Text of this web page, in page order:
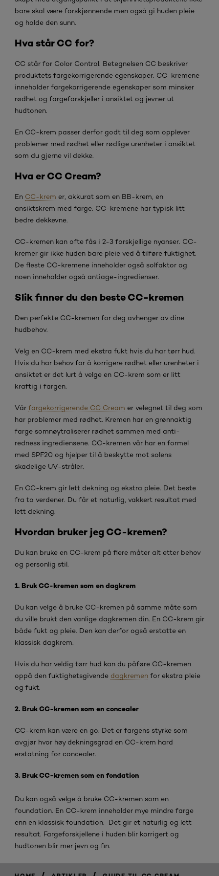
bare skal være forskjønnende men også gi huden pleie
og holde den sunn.
Hva står CC for?
CC står for Color Control. Betegnelsen CC beskriver
produktets fargekorrigerende egenskaper. CC-kremene
inneholder fargekorrigerende egenskaper som minsker
rødhet og fargeforskjeller i ansiktet og jevner ut
hudtonen.
En CC-krem passer derfor godt til deg som opplever
problemer med rødhet eller rødlige urenheter i ansiktet
som du gjerne vil dekke.
Hva er CC Cream?
En CC-krem er, akkurat som en BB-krem, en
ansiktskrem med farge. CC-kremene har typisk litt
bedre dekkevne.
CC-kremen kan ofte fås i 2-3 forskjellige nyanser. CC-
kremer gir ikke huden bare pleie ved å tilføre fuktighet.
De fleste CC-kremene inneholder også solfaktor og
noen inneholder også antiage-ingredienser.
Slik finner du den beste CC-kremen
Den perfekte CC-kremen for deg avhenger av dine
hudbehov.
Velg en CC-krem med ekstra fukt hvis du har tørr hud.
Hvis du har behov for å korrigere rødhet eller urenheter i
ansiktet er det lurt å velge en CC-krem som er litt
kraftig i fargen.
Vår fargekorrigerende CC Cream er velegnet til deg som
har problemer med rødhet. Kremen har en grønnaktig
farge somnøytraliserer rødhet sammen med anti-
redness ingrediensene. CC-kremen vår har en formel
med SPF20 og hjelper til å beskytte mot solens
skadelige UV-stråler.
En CC-krem gir lett dekning og ekstra pleie. Det beste
fra to verdener. Du får et naturlig, vakkert resultat med
lett dekning.
Hvordan bruker jeg CC-kremen?
Du kan bruke en CC-krem på flere måter alt etter behov
og personlig stil.
1. Bruk CC-kremen som en dagkrem
Du kan velge å bruke CC-kremen på samme måte som
du ville brukt den vanlige dagkremen din. En CC-krem gir
både fukt og pleie. Den kan derfor også erstatte en
klassisk dagkrem.
Hvis du har veldig tørr hud kan du påføre CC-kremen
oppå den fuktighetsgivende dagkremen for ekstra pleie
og fukt.
2. Bruk CC-kremen som en concealer
CC-krem kan være en go. Det er fargens styrke som
avgjør hvor høy dekningsgrad en CC-krem hard
erstatning for concealer.
3. Bruk CC-kremen som en fondation
Du kan også velge å bruke CC-kremen som en
foundation. En CC-krem inneholder mye mindre farge
enn en klassisk foundation. Det gir et naturlig og lett
resultat. Fargeforskjellene i huden blir korrigert og
hudtonen blir mer jevn og fin.